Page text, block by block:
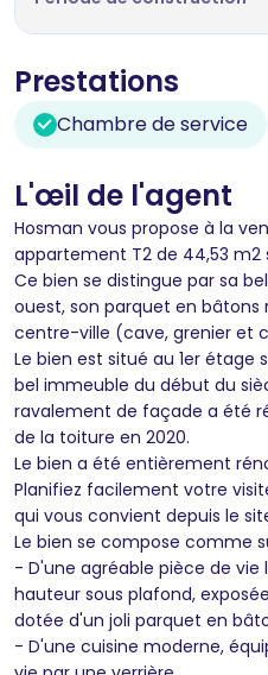
Prestations
Chambre de service
L'œil de l'agent
Hosman vous propose à la
appartement T2 de 44,53 m2
Ce bien se distingue par sa
ouest, son parquet en bâtons
centre-ville (cave, grenier et
Le bien est situé au 1er étage
bel immeuble du début du
ravalement de façade a été
de la toiture en 2020.
Le bien a été entièrement
Planifiez facilement votre
qui vous convient depuis le
Le bien se compose comme
- D'une agréable pièce de
hauteur sous plafond,
dotée d'un joli parquet en
- D'une cuisine moderne,